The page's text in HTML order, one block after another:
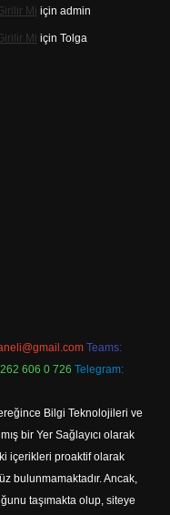
Mi için admin
Mi için Tolga
Teams:
606 0 726 Telegram:
Bilgi Teknolojileri ve
bir Yer Sağlayıcı olarak
içerikleri proaktif olarak
bulunmamaktadır. Ancak,
taşımakta olup, siteye